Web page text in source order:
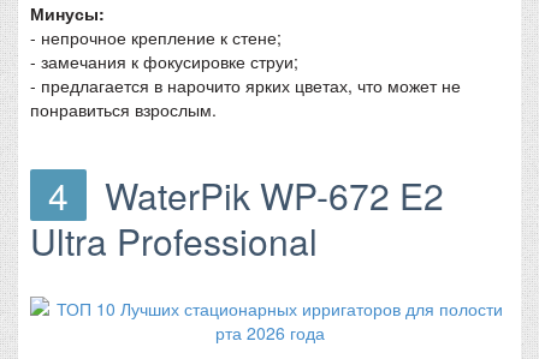
Минусы:
- непрочное крепление к стене;
- замечания к фокусировке струи;
- предлагается в нарочито ярких цветах, что может не
понравиться взрослым.
4
WaterPik WP-672 E2
Ultra Professional